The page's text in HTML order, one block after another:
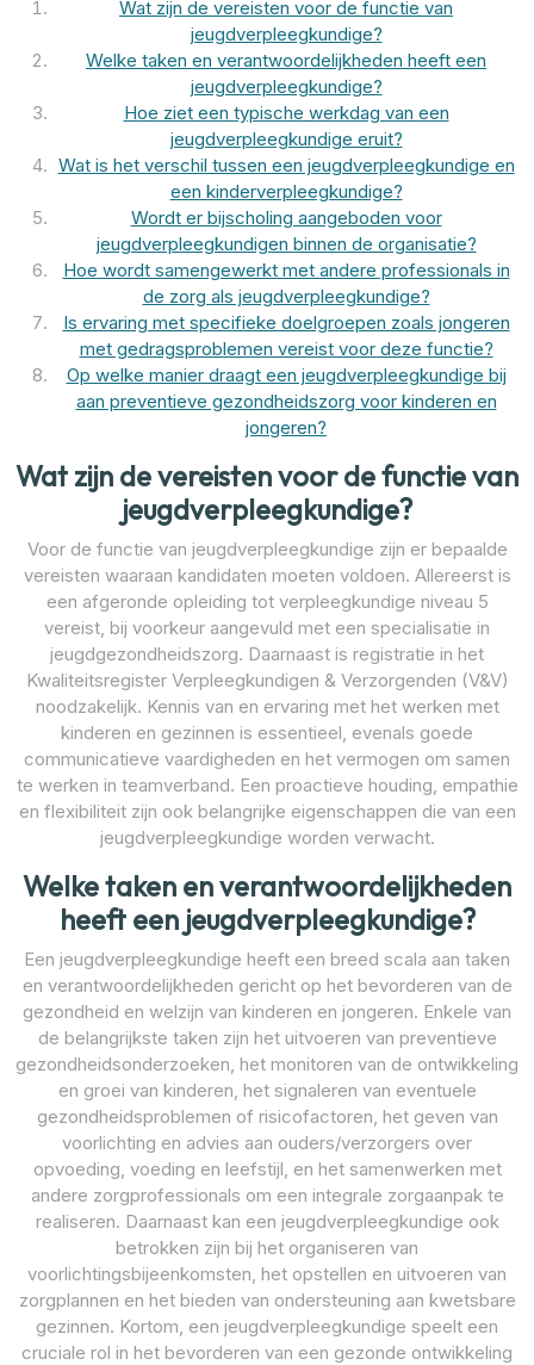
Wat zijn de vereisten voor de functie van
jeugdverpleegkundige?
Welke taken en verantwoordelijkheden heeft een
jeugdverpleegkundige?
Hoe ziet een typische werkdag van een
jeugdverpleegkundige eruit?
Wat is het verschil tussen een jeugdverpleegkundige en
een kinderverpleegkundige?
Wordt er bijscholing aangeboden voor
jeugdverpleegkundigen binnen de organisatie?
Hoe wordt samengewerkt met andere professionals in
de zorg als jeugdverpleegkundige?
Is ervaring met specifieke doelgroepen zoals jongeren
met gedragsproblemen vereist voor deze functie?
Op welke manier draagt een jeugdverpleegkundige bij
aan preventieve gezondheidszorg voor kinderen en
jongeren?
Wat zijn de vereisten voor de functie van
jeugdverpleegkundige?
Voor de functie van jeugdverpleegkundige zijn er bepaalde
vereisten waaraan kandidaten moeten voldoen. Allereerst is
een afgeronde opleiding tot verpleegkundige niveau 5
vereist, bij voorkeur aangevuld met een specialisatie in
jeugdgezondheidszorg. Daarnaast is registratie in het
Kwaliteitsregister Verpleegkundigen & Verzorgenden (V&V)
noodzakelijk. Kennis van en ervaring met het werken met
kinderen en gezinnen is essentieel, evenals goede
communicatieve vaardigheden en het vermogen om samen
te werken in teamverband. Een proactieve houding, empathie
en flexibiliteit zijn ook belangrijke eigenschappen die van een
jeugdverpleegkundige worden verwacht.
Welke taken en verantwoordelijkheden
heeft een jeugdverpleegkundige?
Een jeugdverpleegkundige heeft een breed scala aan taken
en verantwoordelijkheden gericht op het bevorderen van de
gezondheid en welzijn van kinderen en jongeren. Enkele van
de belangrijkste taken zijn het uitvoeren van preventieve
gezondheidsonderzoeken, het monitoren van de ontwikkeling
en groei van kinderen, het signaleren van eventuele
gezondheidsproblemen of risicofactoren, het geven van
voorlichting en advies aan ouders/verzorgers over
opvoeding, voeding en leefstijl, en het samenwerken met
andere zorgprofessionals om een integrale zorgaanpak te
realiseren. Daarnaast kan een jeugdverpleegkundige ook
betrokken zijn bij het organiseren van
voorlichtingsbijeenkomsten, het opstellen en uitvoeren van
zorgplannen en het bieden van ondersteuning aan kwetsbare
gezinnen. Kortom, een jeugdverpleegkundige speelt een
cruciale rol in het bevorderen van een gezonde ontwikkeling